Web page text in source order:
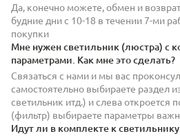
Да, конечно можете, обмен и
будние дни с 10-18 в течении 7-ми
покупки
Мне нужен светильник (люстра) с
параметрами. Как мне это сделать?
Связаться с нами и мы вас
самостоятельно выбираете раздел
светильник итд.) и слева откроется
(фильтр) выбираете параметры
Идут ли в комплекте к